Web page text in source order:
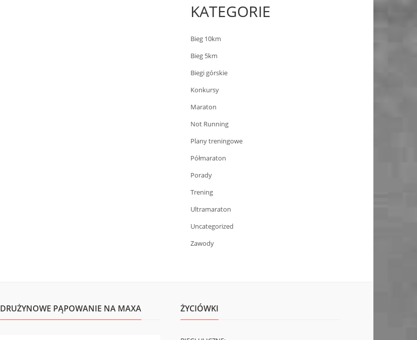
KATEGORIE
Bieg 10km
Bieg 5km
Biegi górskie
Konkursy
Maraton
Not Running
Plany treningowe
Półmaraton
Porady
Trening
Ultramaraton
Uncategorized
Zawody
DRUŻYNOWE PĄPOWANIE NA MAXA ŻYCIÓWKI